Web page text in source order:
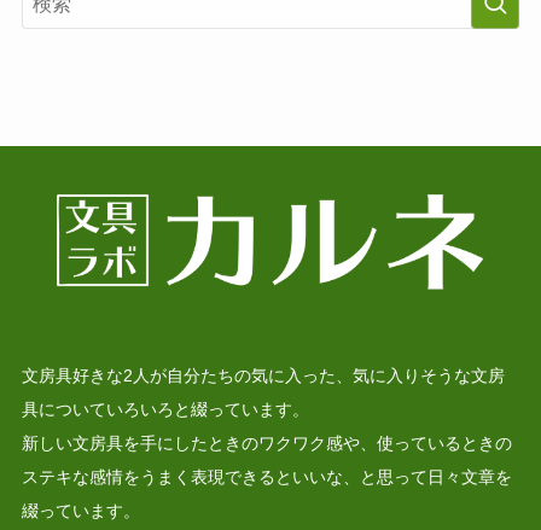
文房具好きな2人が自分たちの気に入った、気に入りそうな文房
具についていろいろと綴っています。
新しい文房具を手にしたときのワクワク感や、使っているときの
ステキな感情をうまく表現できるといいな、と思って日々文章を
綴っています。